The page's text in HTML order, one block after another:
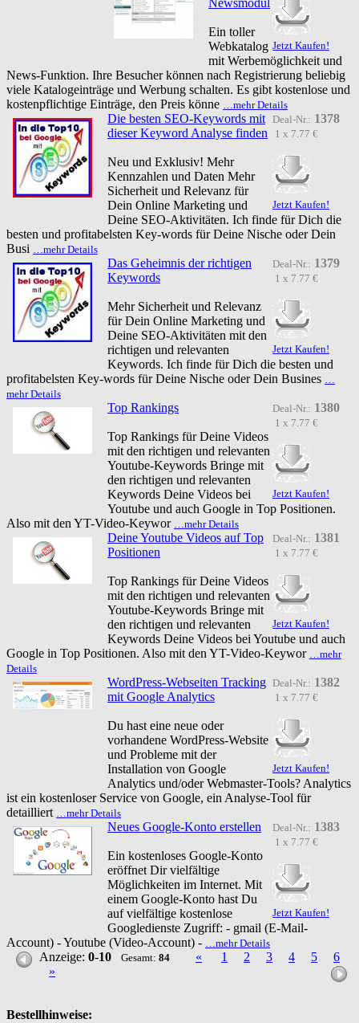
Jetzt Kaufen!
Ein toller
Webkatalog
mit Werbemöglichkeit und
News-Funktion. Ihre Besucher können nach Registrierung beliebig
viele Katalogeinträge und Werbung schalten. Es gibt kostenlose und
kostenpflichtige Einträge, den Preis könne
…mehr Details
Deal-Nr.: 1378
1 x 7.77 €
Jetzt Kaufen!
Die besten SEO-Keywords mit
dieser Keyword Analyse finden
Neu und Exklusiv! Mehr
Kennzahlen und Daten Mehr
Sicherheit und Relevanz für
Dein Online Marketing und
Deine SEO-Aktivitäten. Ich finde für Dich die
besten und profitabelsten Key-words für Deine Nische oder Dein
Busi
…mehr Details
Deal-Nr.: 1379
1 x 7.77 €
Jetzt Kaufen!
Das Geheimnis der richtigen
Keywords
Mehr Sicherheit und Relevanz
für Dein Online Marketing und
Deine SEO-Aktivitäten mit den
richtigen und relevanten
Keywords. Ich finde für Dich die besten und
profitabelsten Key-words für Deine Nische oder Dein Busines
mehr Details
Deal-Nr.: 1380
1 x 7.77 €
Jetzt Kaufen!
Top Rankings
Top Rankings für Deine Videos
mit den richtigen und relevanten
Youtube-Keywords Bringe mit
den richtigen und relevanten
Keywords Deine Videos bei
Youtube und auch Google in Top Positionen.
Also mit den YT-Video-Keywor
…mehr Details
Deal-Nr.: 1381
1 x 7.77 €
Jetzt Kaufen!
Deine Youtube Videos auf Top
Positionen
Top Rankings für Deine Videos
mit den richtigen und relevanten
Youtube-Keywords Bringe mit
den richtigen und relevanten
Keywords Deine Videos bei Youtube und auch
Google in Top Positionen. Also mit den YT-Video-Keywor
…mehr
Details
Deal-Nr.: 1382
1 x 7.77 €
Jetzt Kaufen!
WordPress-Webseiten Tracking
mit Google Analytics
Du hast eine neue oder
vorhandene WordPress-Website
und Probleme mit der
Installation von Google
Analytics und/oder Webmaster-Tools? Analytics
ist ein kostenloser Service von Google, ein Analyse-Tool für
detailliert
…mehr Details
Deal-Nr.: 1383
1 x 7.77 €
Jetzt Kaufen!
Neues Google-Konto erstellen
Ein kostenloses Google-Konto
eröffnet Dir vielfältige
Möglichkeiten im Internet. Mit
einem Google-Konto hast Du
auf vielfältige kostenlose
Googledienste Zugriff: - gmail (E-Mail-
Account) - Youtube (Video-Account) -
…mehr Details
Anzeige: 0-10 Gesamt: 84 « 1 2 3 4 5
6
»
Bestellhinweise: